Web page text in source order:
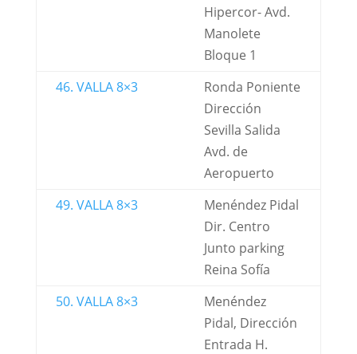
Hipercor- Avd.
Manolete
Bloque 1
46. VALLA 8×3
Ronda Poniente
Dirección
Sevilla Salida
Avd. de
Aeropuerto
49. VALLA 8×3
Menéndez Pidal
Dir. Centro
Junto parking
Reina Sofía
50. VALLA 8×3
Menéndez
Pidal, Dirección
Entrada H.